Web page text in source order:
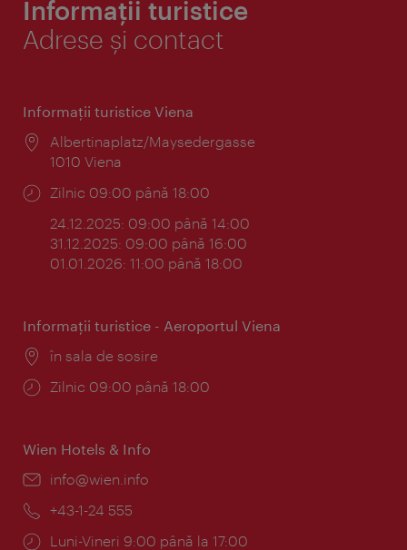
Informații turistice
Adrese și contact
Informaţii turistice Viena
Locul:
Albertinaplatz/Maysedergasse
1010 Viena
Program:
Zilnic 09:00 până 18:00
24.12.2025: 09:00 până 14:00
31.12.2025: 09:00 până 16:00
01.01.2026: 11:00 până 18:00
Informaţii turistice - Aeroportul Viena
Locul:
în sala de sosire
Program:
Zilnic 09:00 până 18:00
Wien Hotels & Info
E-
info@wien.info
Telefon:
+43-1-24 555
Program:
Luni-Vineri 9:00 până la 17:00